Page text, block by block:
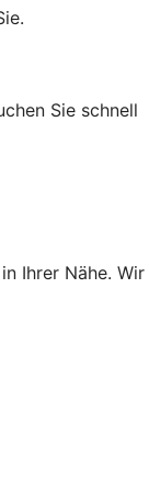
Sie schnell
Ihrer Nähe. Wir